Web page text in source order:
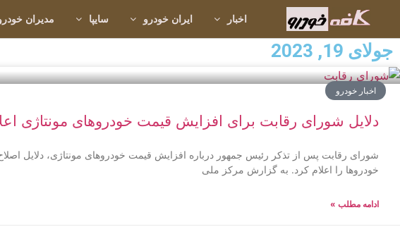
اخبار ایران خودرو سایپا مدیران
جولای 19, 2023
اخبار خودرو
دلایل شورای رقابت برای افزایش قیمت‌ خودروهای مونتاژی
شورای رقابت پس از تذکر رئیس جمهور درباره افزایش قیمت خودروهای مونتاژی، دلایل
خودروها را اعلام کرد. به گزارش مرکز ملی
ادامه مطلب »